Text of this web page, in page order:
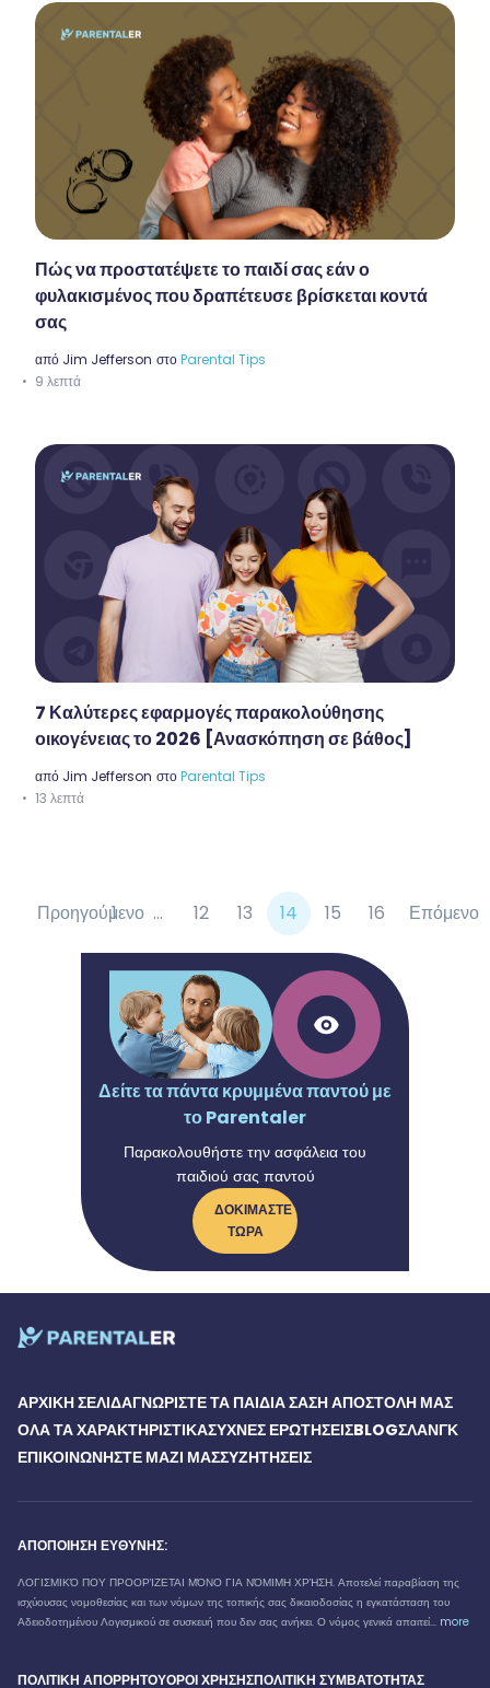
Πώς να προστατέψετε το παιδί σας εάν ο
φυλακισμένος που δραπέτευσε βρίσκεται κοντά
σας
από Jim Jefferson στοParental Tips
9 λεπτά
7 Καλύτερες εφαρμογές παρακολούθησης
οικογένειας το 2026 [Ανασκόπηση σε βάθος]
από Jim Jefferson στοParental Tips
13 λεπτά
Προηγούμενο
1 ... 12 13 14 15 16 Επόμενο
Δείτε τα πάντα κρυμμένα παντού με
το Parentaler
Παρακολουθήστε την ασφάλεια του
παιδιού σας παντού
ΔΟΚΙΜΆΣΤΕ
ΤΏΡΑ
ΑΡΧΙΚΉ ΣΕΛΊΔΑΓΝΩΡΊΣΤΕ ΤΑ ΠΑΙΔΙΆ ΣΑΣΗ ΑΠΟΣΤΟΛΉ ΜΑΣ
ΌΛΑ ΤΑ ΧΑΡΑΚΤΗΡΙΣΤΙΚΆΣΥΧΝΈΣ ΕΡΩΤΉΣΕΙΣBLOGΣΛΑΝΓΚ
ΕΠΙΚΟΙΝΩΝΉΣΤΕ ΜΑΖΊ ΜΑΣΣΥΖΗΤΉΣΕΙΣ
ΑΠΟΠΟΊΗΣΗ ΕΥΘΎΝΗΣ:
ΛΟΓΙΣΜΙΚΌ ΠΟΥ ΠΡΟΟΡΊΖΕΤΑΙ ΜΌΝΟ ΓΙΑ ΝΌΜΙΜΗ ΧΡΉΣΗ. Αποτελεί παραβίαση της
ισχύουσας νομοθεσίας και των νόμων της τοπικής σας δικαιοδοσίας η εγκατάσταση του
Αδειοδοτημένου Λογισμικού σε συσκευή που δεν σας ανήκει. Ο νόμος γενικά απαιτεί... more
ΠΟΛΙΤΙΚΉ ΑΠΟΡΡΉΤΟΥΌΡΟΙ ΧΡΉΣΗΣΠΟΛΙΤΙΚΉ ΣΥΜΒΑΤΌΤΗΤΑΣ